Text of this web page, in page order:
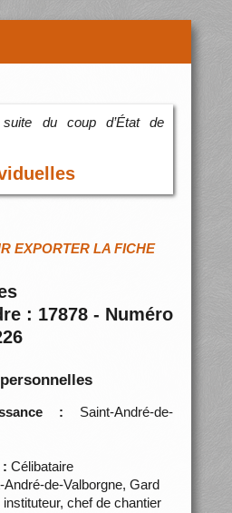
du coup d’État de
EXPORTER LA FICHE
: 17878 - Numéro
: Saint-André-de-
: Célibataire
André-de-Valborgne, Gard
instituteur, chef de chantier